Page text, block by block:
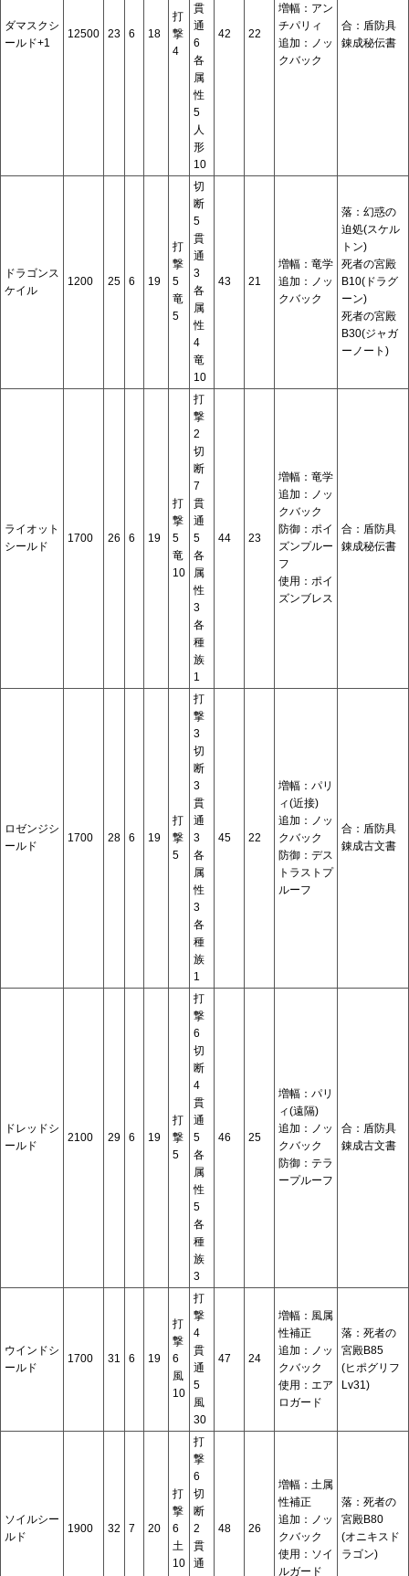
ダマスクシ
ールド+1
12500 23 6 18
打
撃
4
貫
通
6
各
属
性
5
人
形
10
42 22
増幅：アン
チパリィ
追加：ノッ
クバック
合：盾防具
錬成秘伝書
ドラゴンス
ケイル
1200 25 6 19
打
撃
5
竜
5
切
断
5
貫
通
3
各
属
性
4
竜
10
43 21
増幅：竜学
追加：ノッ
クバック
落：幻惑の
迫処(スケル
トン)
死者の宮殿
B10(ドラグ
ーン)
死者の宮殿
B30(ジャガ
ーノート)
ライオット
シールド
1700 26 6 19
打
撃
5
竜
10
打
撃
2
切
断
7
貫
通
5
各
属
性
3
各
種
族
1
44 23
増幅：竜学
追加：ノッ
クバック
防御：ポイ
ズンプルー
フ
使用：ポイ
ズンブレス
合：盾防具
錬成秘伝書
ロゼンジシ
ールド
1700 28 6 19
打
撃
5
打
撃
3
切
断
3
貫
通
3
各
属
性
3
各
種
族
1
45 22
増幅：パリ
ィ(近接)
追加：ノッ
クバック
防御：デス
トラストプ
ルーフ
合：盾防具
錬成古文書
ドレッドシ
ールド
2100 29 6 19
打
撃
5
打
撃
6
切
断
4
貫
通
5
各
属
性
5
各
種
族
3
46 25
増幅：パリ
ィ(遠隔)
追加：ノッ
クバック
防御：テラ
ープルーフ
合：盾防具
錬成古文書
ウインドシ
ールド
1700 31 6 19
打
撃
6
風
10
打
撃
4
貫
通
5
風
30
47 24
増幅：風属
性補正
追加：ノッ
クバック
使用：エア
ロガード
落：死者の
宮殿B85
(ヒポグリフ
Lv31)
ソイルシー
ルド
1900 32 7 20
打
撃
6
土
10
打
撃
6
切
断
2
貫
通
48 26
増幅：土属
性補正
追加：ノッ
クバック
使用：ソイ
ルガード
落：死者の
宮殿B80
(オニキスド
ラゴン)